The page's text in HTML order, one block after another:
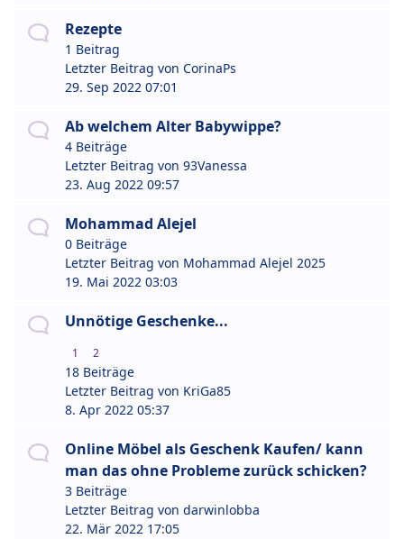
Rezepte
1 Beitrag
Letzter Beitrag von CorinaPs
29. Sep 2022 07:01
Ab welchem Alter Babywippe?
4 Beiträge
Letzter Beitrag von 93Vanessa
23. Aug 2022 09:57
Mohammad Alejel
0 Beiträge
Letzter Beitrag von Mohammad Alejel 2025
19. Mai 2022 03:03
Unnötige Geschenke...
1 2
18 Beiträge
Letzter Beitrag von KriGa85
8. Apr 2022 05:37
Online Möbel als Geschenk Kaufen/ kann
man das ohne Probleme zurück schicken?
3 Beiträge
Letzter Beitrag von darwinlobba
22. Mär 2022 17:05